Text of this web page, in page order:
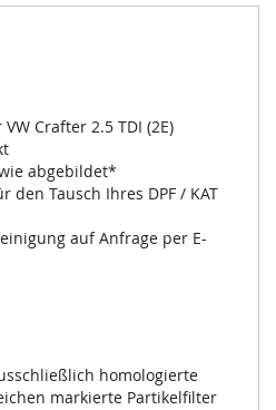
Crafter 2.5 TDI (2E)
abgebildet*
den Tausch Ihres DPF / KAT
auf Anfrage per E-
homologierte
markierte Partikelfilter